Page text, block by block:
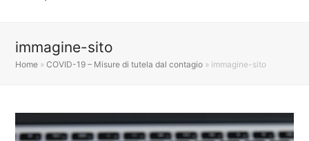
immagine-sito
Home »COVID-19 – Misure di tutela dal contagio » immagine-sito